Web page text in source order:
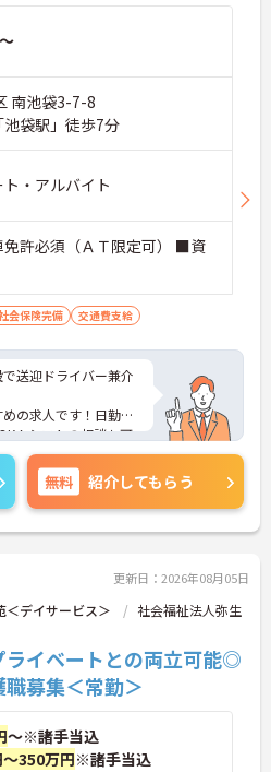
～
南池袋3-7-8
池袋駅」徒歩7分
・アルバイト
許必須（ＡＴ限定可） ■資
会保険完備 交通費支給
送迎ドライバー兼介
の求人です！日勤の
！シフトの相談も可
ことができます◎最寄
楽々♪天候に左右さ
体制もあり、経験に
ます。
ましたら面接のポイ
無料 紹介してもらう
更新日：2026年08月05日
デイサービス＞
社会福祉法人弥生
ライベートとの両立可能◎
募集＜常勤＞
～※諸手当込
350万円※諸手当込